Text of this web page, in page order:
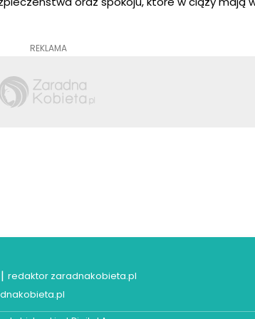
REKLAMA
| redaktor zaradnakobieta.pl